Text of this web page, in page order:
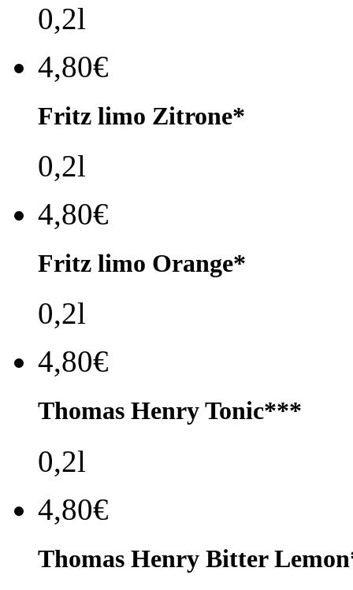
0,2l
4,80€
Fritz limo Zitrone*
0,2l
4,80€
Fritz limo Orange*
0,2l
4,80€
Thomas Henry Tonic***
0,2l
4,80€
Thomas Henry Bitter